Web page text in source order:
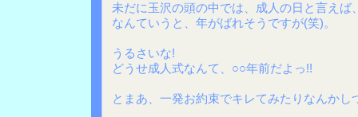
未だに玉沢の頭の中では、成人の日と言えば
なんていうと、年がばれそうですが(笑)。
うるさいな!
どうせ成人式なんて、○○年前だよっ!!
とまあ、一発お約束でキレてみたりなんかし